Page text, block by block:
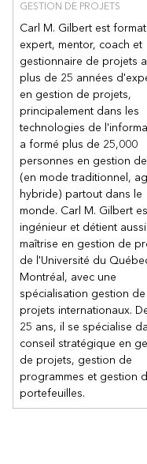
GESTION DE PROJETS
Carl M. Gilbert est
expert, mentor, coach et
gestionnaire de projets
plus de 25 années
en gestion de projets,
principalement dans les
technologies de
a formé plus de 25,000
personnes en gestion
(en mode traditionnel,
hybride) partout dans le
monde. Carl M. Gilbert
ingénieur et détient
maîtrise en gestion de
de l'Université du
Montréal, avec une
spécialisation gestion de
projets internationaux.
25 ans, il se spécialise
conseil stratégique en
de projets, gestion de
programmes et gestion
portefeuilles.